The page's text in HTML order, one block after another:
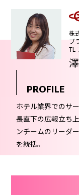
株
ブ
TL
PROFILE
ホテル業界でのサ
長直下の広報立ち
ンチームのリーダ
を統括。